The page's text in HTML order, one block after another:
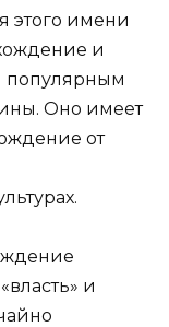
этого имени
и
популярным
Оно имеет
от
и